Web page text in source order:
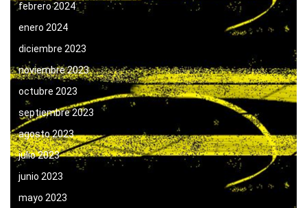
febrero 2024
enero 2024
diciembre 2023
noviembre 2023
octubre 2023
septiembre 2023
agosto 2023
julio 2023
junio 2023
mayo 2023